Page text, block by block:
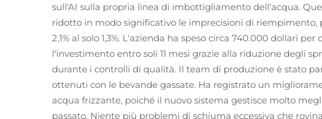
sull'AI sulla propria linea di imbottigliamento dell'acqua.
ridotto in modo significativo le imprecisioni di riempimento,
2,1% al solo 1,3%. L'azienda ha speso circa 740.000 dollari
l'investimento entro soli 11 mesi grazie alla riduzione degli
durante i controlli di qualità. Il team di produzione è stato
ottenuti con le bevande gassate. Ha registrato un
acqua frizzante, poiché il nuovo sistema gestisce molto
passato. Niente più problemi di schiuma eccessiva che